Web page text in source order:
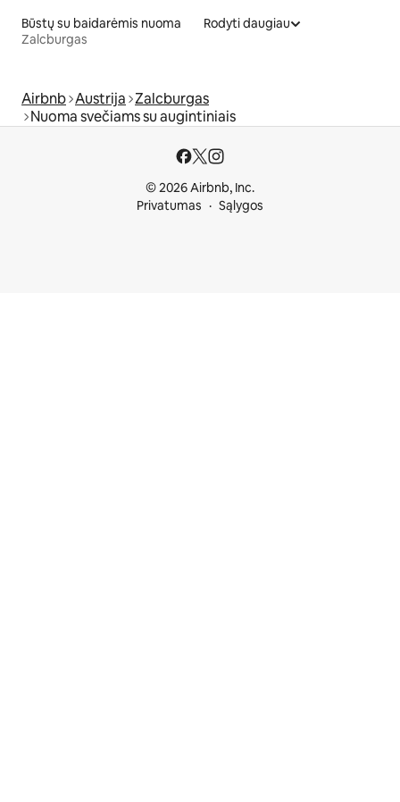
Būstų su baidarėmis nuoma
Zalcburgas
Rodyti daugiau
Airbnb Austrija Zalcburgas
Nuoma svečiams su augintiniais
© 2026 Airbnb, Inc.
Privatumas
Sąlygos